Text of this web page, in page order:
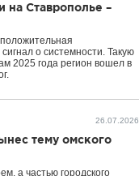
на Ставрополье –
о системности. Такую
2025 года регион вошел в
26.07.2026
тему омского
а частью городского